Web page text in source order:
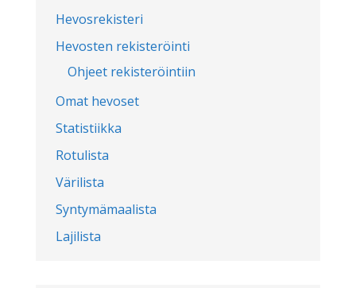
Hevosrekisteri
Hevosten rekisteröinti
Ohjeet rekisteröintiin
Omat hevoset
Statistiikka
Rotulista
Värilista
Syntymämaalista
Lajilista